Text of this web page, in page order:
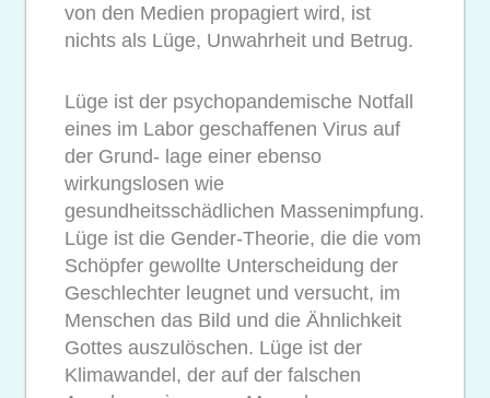
von den Medien propagiert wird, ist
nichts als Lüge, Unwahrheit und Betrug.
Lüge ist der psychopandemische Notfall
eines im Labor geschaffenen Virus auf
der Grund- lage einer ebenso
wirkungslosen wie
gesundheitsschädlichen Massenimpfung.
Lüge ist die Gender-Theorie, die die vom
Schöpfer gewollte Unterscheidung der
Geschlechter leugnet und versucht, im
Menschen das Bild und die Ähnlichkeit
Gottes auszulöschen. Lüge ist der
Klimawandel, der auf der falschen